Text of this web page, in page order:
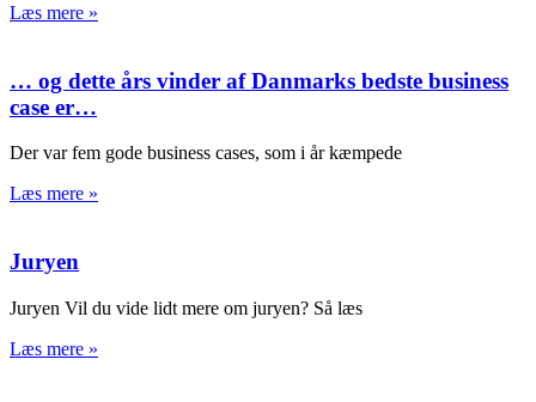
Læs mere »
… og dette års vinder af Danmarks bedste business
case er…
Der var fem gode business cases, som i år kæmpede
Læs mere »
Juryen
Juryen Vil du vide lidt mere om juryen? Så læs
Læs mere »